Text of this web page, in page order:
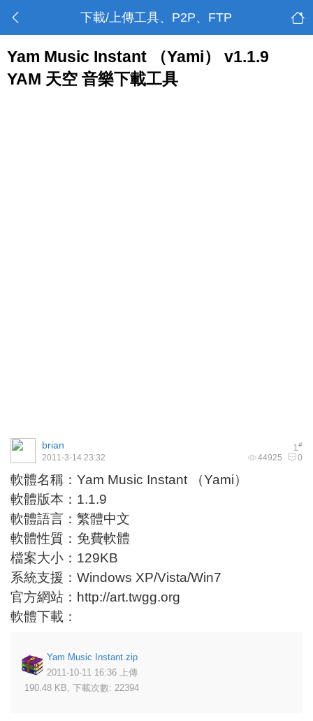
下載/上傳工具、P2P、FTP
Yam Music Instant （Yami） v1.1.9
YAM 天空 音樂下載工具
1#
brian
44925 0
2011-3-14 23:32
軟體名稱：Yam Music Instant （Yami）
軟體版本：1.1.9
軟體語言：繁體中文
軟體性質：免費軟體
檔案大小：129KB
系統支援：Windows XP/Vista/Win7
官方網站： http://art.twgg.org
軟體下載：
Yam Music Instant.zip
2011-10-11 16:36 上傳
190.48 KB, 下載次數: 22394